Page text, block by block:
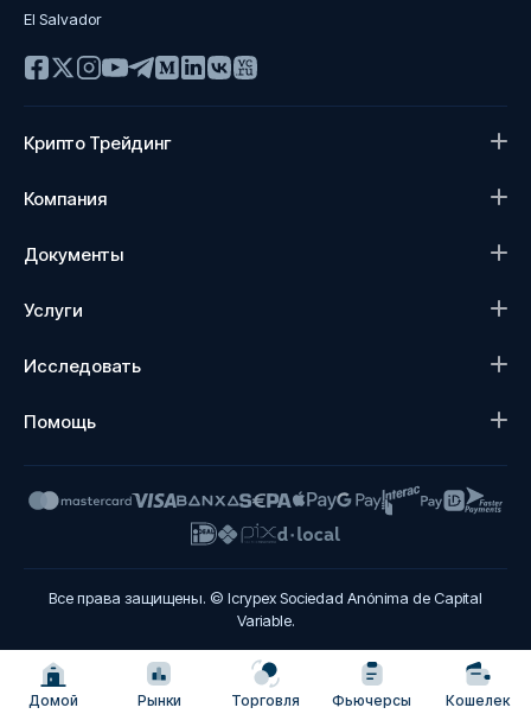
Домой Рынки Торговля Фьючерсы Кошелек
El Salvador
Крипто Трейдинг
Компания
Документы
Услуги
Исследовать
Помощь
Все права защищены. © Icrypex Sociedad Anónima de Capital
Variable.